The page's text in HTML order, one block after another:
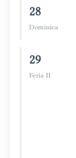
28
Dominica
29
Feria II